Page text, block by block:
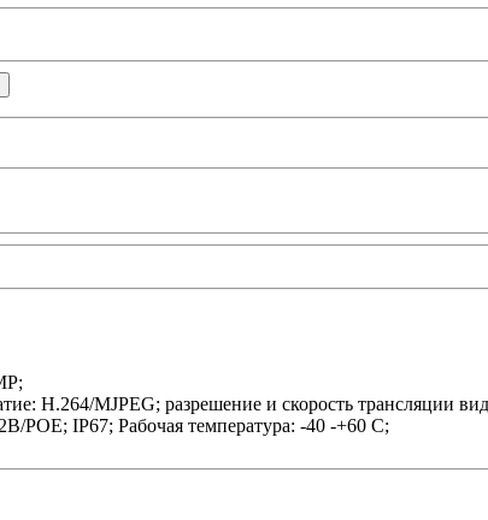
H.264/MJPEG; разрешение и скорость трансляции
IP67; Рабочая температура: -40 -+60 С;